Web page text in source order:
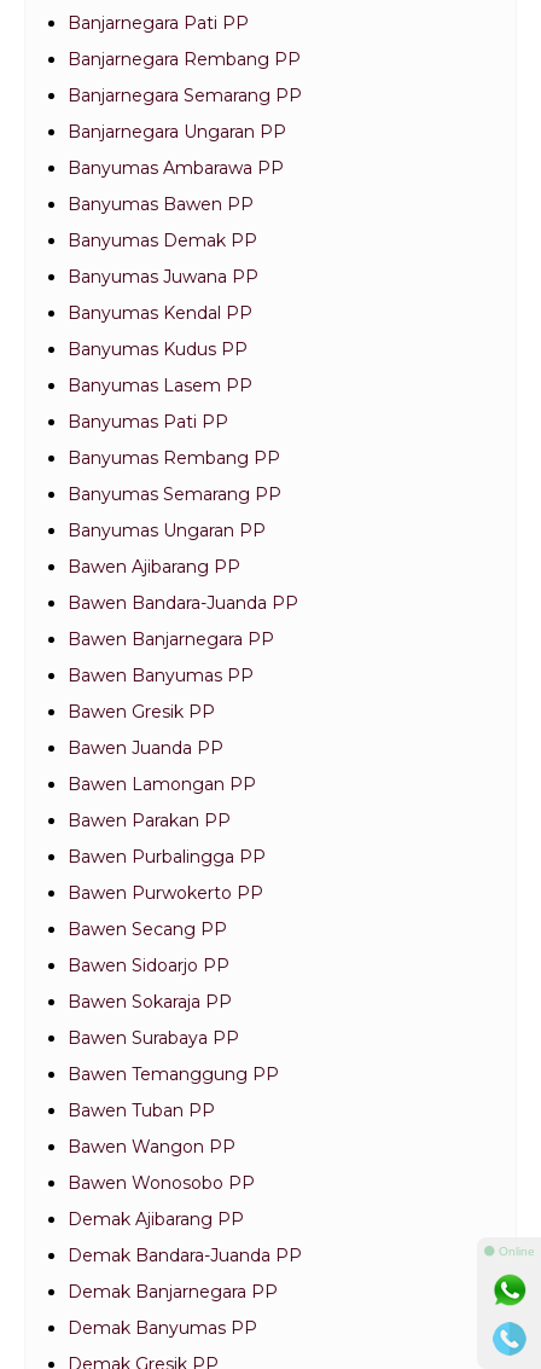
Banjarnegara Pati PP
Banjarnegara Rembang PP
Banjarnegara Semarang PP
Banjarnegara Ungaran PP
Banyumas Ambarawa PP
Banyumas Bawen PP
Banyumas Demak PP
Banyumas Juwana PP
Banyumas Kendal PP
Banyumas Kudus PP
Banyumas Lasem PP
Banyumas Pati PP
Banyumas Rembang PP
Banyumas Semarang PP
Banyumas Ungaran PP
Bawen Ajibarang PP
Bawen Bandara-Juanda PP
Bawen Banjarnegara PP
Bawen Banyumas PP
Bawen Gresik PP
Bawen Juanda PP
Bawen Lamongan PP
Bawen Parakan PP
Bawen Purbalingga PP
Bawen Purwokerto PP
Bawen Secang PP
Bawen Sidoarjo PP
Bawen Sokaraja PP
Bawen Surabaya PP
Bawen Temanggung PP
Bawen Tuban PP
Bawen Wangon PP
Bawen Wonosobo PP
Demak Ajibarang PP
Demak Bandara-Juanda PP
Demak Banjarnegara PP
Demak Banyumas PP
Demak Gresik PP
⚫ Online